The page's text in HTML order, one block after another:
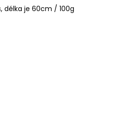
délka je 60cm / 100g